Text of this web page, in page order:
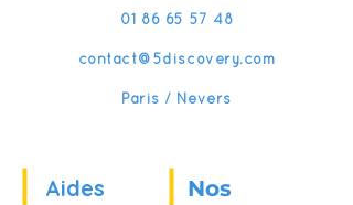
01 86 65 57 48
contact@5discovery.com
Paris / Nevers
Aides
Nos